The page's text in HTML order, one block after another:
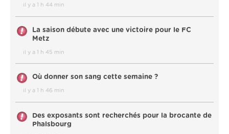
il y a 1 h 44 min
La saison débute avec une victoire pour le FC
Metz
il y a 1 h 45 min
Où donner son sang cette semaine ?
il y a 1 h 46 min
Des exposants sont recherchés pour la brocante de
Phalsbourg